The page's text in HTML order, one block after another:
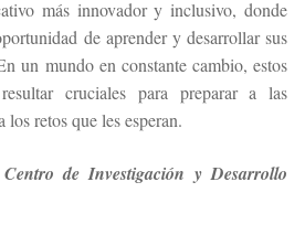
más innovador y inclusivo, donde
de aprender y desarrollar sus
un mundo en constante cambio, estos
cruciales para preparar a las
los retos que les esperan.
de Investigación y Desarrollo